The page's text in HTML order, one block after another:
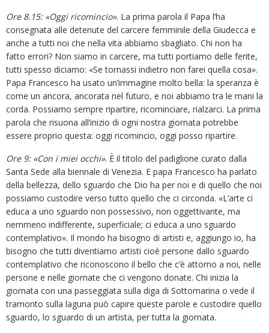
Ore 8.15: «Oggi ricomincio». La prima parola il Papa l’ha
consegnata alle detenute del carcere femminile della Giudecca e
anche a tutti noi che nella vita abbiamo sbagliato. Chi non ha
fatto errori? Non siamo in carcere, ma tutti portiamo delle ferite,
tutti spesso diciamo: «Se tornassi indietro non farei quella cosa».
Papa Francesco ha usato un’immagine molto bella: la speranza è
come un ancora, ancorata nel futuro, e noi abbiamo tra le mani la
corda. Possiamo sempre ripartire, ricominciare, rialzarci. La prima
parola che risuona all’inizio di ogni nostra giornata potrebbe
essere proprio questa: oggi ricomincio, oggi posso ripartire.
Ore 9: «Con i miei occhi». È il titolo del padiglione curato dalla
Santa Sede alla biennale di Venezia. E papa Francesco ha parlato
della bellezza, dello sguardo che Dio ha per noi e di quello che noi
possiamo custodire verso tutto quello che ci circonda. «L’arte ci
educa a uno sguardo non possessivo, non oggettivante, ma
nemmeno indifferente, superficiale; ci educa a uno sguardo
contemplativo». Il mondo ha bisogno di artisti e, aggiungo io, ha
bisogno che tutti diventiamo artisti cioè persone dallo sguardo
contemplativo che riconoscono il bello che c’è attorno a noi, nelle
persone e nelle giornate che ci vengono donate. Chi inizia la
giornata con una passeggiata sulla diga di Sottomarina o vede il
tramonto sulla laguna può capire queste parole e custodire quello
sguardo, lo sguardo di un artista, per tutta la giornata.